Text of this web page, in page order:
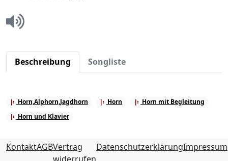
Beschreibung Songliste
Horn,Alphorn,Jagdhorn Horn
Horn mit Begleitung
Horn und Klavier
KontaktAGBVertrag
DatenschutzerklärungImpressum